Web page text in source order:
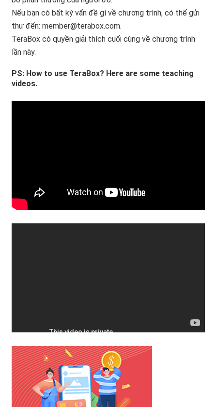
Nếu bạn có bất kỳ vấn đề gì về chương trình, có thể gửi
thư đến:member@terabox.com.
TeraBox có quyền giải thích cuối cùng về chương trình
lần này.
PS: How to use TeraBox? Here are some teaching
videos.